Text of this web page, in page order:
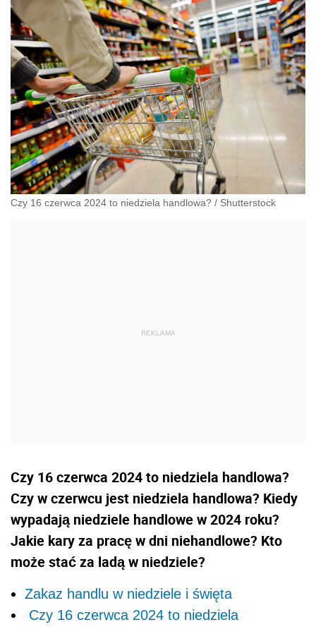
pracą i pomocą socjalną.
Czy 16 czerwca 2024 to niedziela handlowa? / Shutterstock
Czy 16 czerwca 2024 to niedziela handlowa?
Czy w czerwcu jest niedziela handlowa? Kiedy
wypadają niedziele handlowe w 2024 roku?
Jakie kary za pracę w dni niehandlowe? Kto
może stać za ladą w niedziele?
Zakaz handlu w niedziele i święta
Czy 16 czerwca 2024 to niedziela